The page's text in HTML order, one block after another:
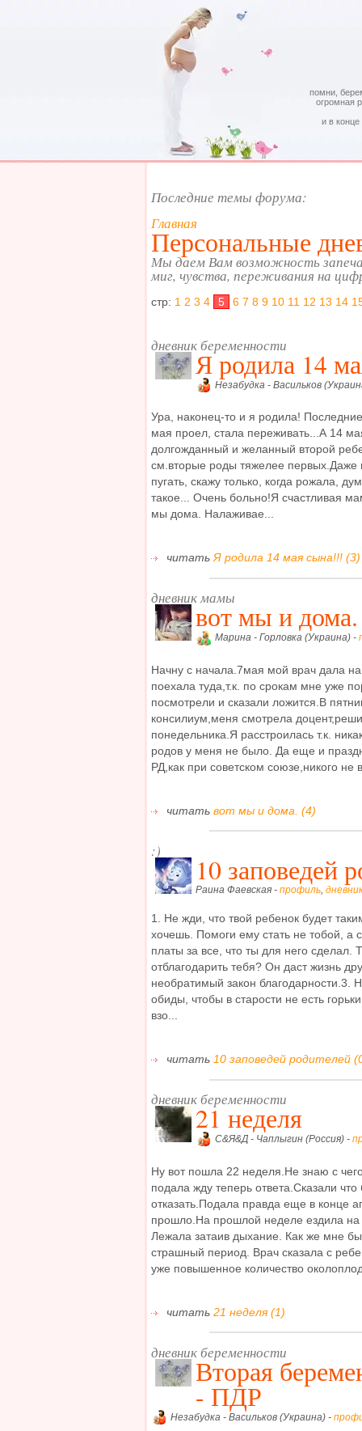
помни,
огромная
и в
Последние темы форума:
Главная
Персональные
Мы даем Вам возможность
миг, чувства, переживания на
стр: 1 2 3 4 5 6 7 8 9 10 11 12 13 14
дневник беременности
Я родила 14
Незабудка - Васильков
Ура, наконец-то и я родила!
мая проел, стала переживать...А 14
долгожданный и желанный второй
см.вторые роды тяжелее первых.Даже
пугать, скажу только, когда рожала,
такое... Очень больно!Я счастливая
мы дома. Налаживае...
читатьЯ родила 14 мая сына!!! (3)
дневник мамы
вот мы и дома.
Марина - Горловка (Украина) -
Начну с начала.7мая мой врач дала
поехала туда,т.к. по срокам мне уже
посмотрели и сказали ложится.В
консилиум,меня смотрела
понедельника.Я расстроилась т.к.
родов у меня не было. Да еще и
РД,как при советском союзе,никого не
читать вот мы и дома. (4)
:)
10 заповедей
Раина Фаевская - профиль,
1. Не жди, что твой ребенок будет
хочешь. Помоги ему стать не тобой, а
платы за все, что ты для него сделал.
отблагодарить тебя? Он даст жизнь
необратимый закон
обиды, чтобы в старости не есть
взо...
читать 10 заповедей родителей
дневник беременности
21 неделя
С&Я&Д - Чаплыгин (Россия) -
Ну вот пошла 22 неделя.Не знаю с
подала жду теперь ответа.Сказали
отказать.Подала правда еще в конце
прошло.На прошлой неделе ездила на
Лежала затаив дыхание. Как же мне
страшный период. Врач сказала с
уже повышенное количество
читать 21 неделя (1)
дневник беременности
Вторая
- ПДР
Незабудка - Васильков (Украина) -